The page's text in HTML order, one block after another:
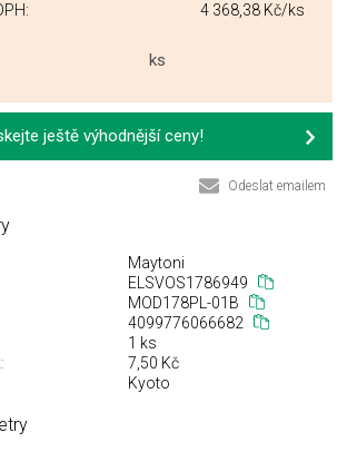
4 368,38 Kč/ks
ks
ještě výhodnější ceny!
Odeslat emailem
Maytoni
ELSVOS1786949
MOD178PL-01B
4099776066682
1 ks
7,50 Kč
Kyoto